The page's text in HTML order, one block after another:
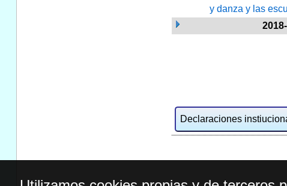
y danza y las
Declaraciones